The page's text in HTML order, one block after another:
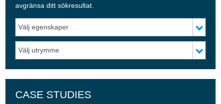
avgränsa ditt sökresultat.
Välj egenskaper
Välj utrymme
CASE STUDIES